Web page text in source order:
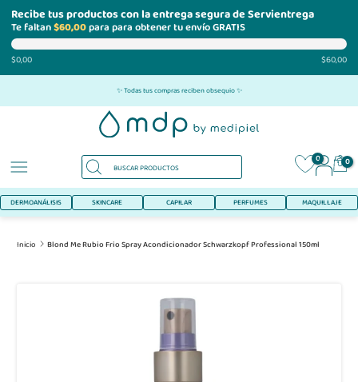
Recibe tus productos con la entrega segura de Servientrega
Te faltan$60,00para para obtener tu envío GRATIS
$0,00 $60,00
al
✨ Todas tus compras reciben obsequio ✨
0 0
DERMOANÁLISIS SKINCARE CAPILAR PERFUMES MAQUILLAJE
Inicio Blond Me Rubio Frio Spray Acondicionador Schwarzkopf Professional 150ml